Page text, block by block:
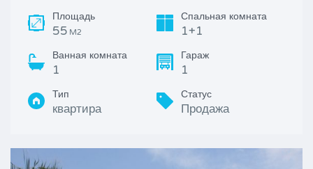
Площадь
55 M2
Спальная комната
1+1
Ванная комната
1
Гараж
1
Тип
квартира
Статус
Продажа